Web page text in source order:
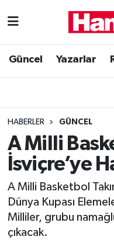
Güncel Yazarlar
HABERLER GÜNCEL
A Milli
İsviçre’ye
A Milli Basketbol
Dünya Kupası
Milliler, grubu
çıkacak.
Güncel
Magazin
Muğla Haber
Siyaset
Muğla Nöbetçi
Muğla Trafik
Süper Lig Puan
Tüm Manşetler
Son Dakika